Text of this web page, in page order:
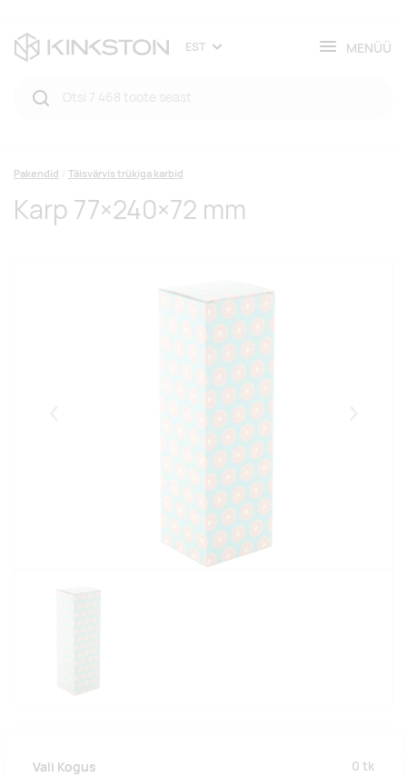
EST MENÜÜ
Pakendid Täisvärvis trükiga karbid
Karp 77×240×72 mm
Vali Kogus 0 tk